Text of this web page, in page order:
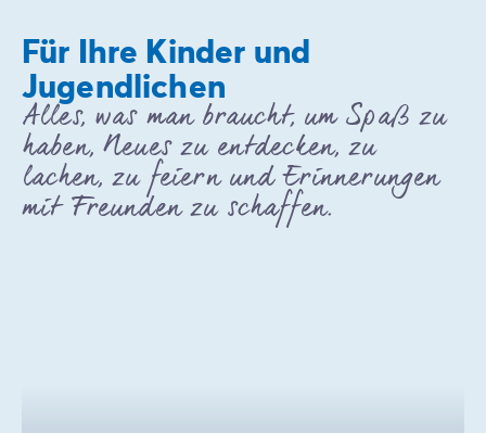
Für Ihre Kinder und
Jugendlichen
Alles, was man braucht, um Spaß zu
haben, Neues zu entdecken, zu
lachen, zu feiern und Erinnerungen
mit Freunden zu schaffen.